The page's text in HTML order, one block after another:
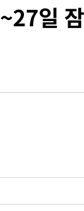
계속[다음
겠다"
드려 죄
일